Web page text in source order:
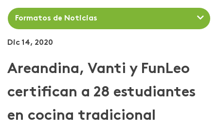
Formatos de Noticias
Dic 14, 2020
Areandina, Vanti y FunLeo
certifican a 28 estudiantes
en cocina tradicional